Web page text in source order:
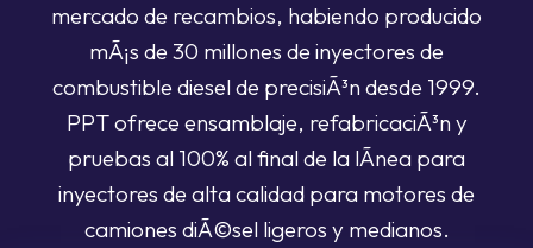
mercado de recambios, habiendo producido
mÃ¡s de 30 millones de inyectores de
combustible diesel de precisiÃ³n desde 1999.
PPT ofrece ensamblaje, refabricaciÃ³n y
pruebas al 100% al final de la lÃ­nea para
inyectores de alta calidad para motores de
camiones diÃ©sel ligeros y medianos.